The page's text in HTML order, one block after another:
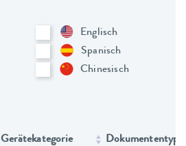
Englisch
Spanisch
Chinesisch
Gerätekategorie Dokumententyp